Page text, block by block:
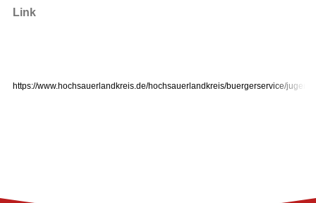
Link
https://www.hochsauerlandkreis.de/hochsauerlandkreis/buergerservice/